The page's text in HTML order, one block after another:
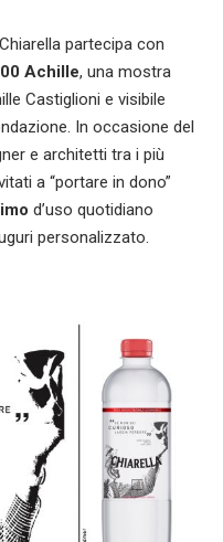
partecipa con
Achille, una mostra
Castiglioni e visibile
In occasione del
e architetti tra i più
a “portare in dono”
d’uso quotidiano
personalizzato.